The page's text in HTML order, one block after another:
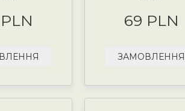
69 PLN
ЗАМОВЛЕННЯ